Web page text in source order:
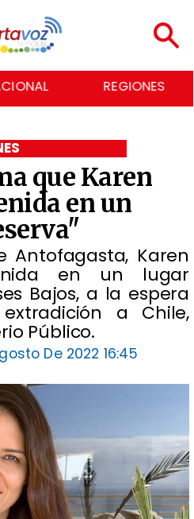
REGIONES
que Karen
en un
Antofagasta, Karen
en un lugar
Bajos, a la espera
a Chile,
Público.
De 2022 16:45